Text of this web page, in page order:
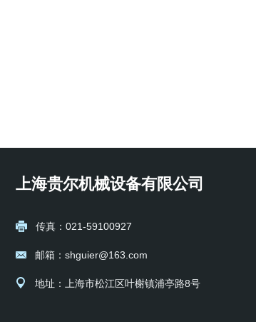
上海贵尔机械设备有限公司
传真：021-59100927
邮箱：shguier@163.com
地址：上海市松江区叶榭镇浦亭路8号